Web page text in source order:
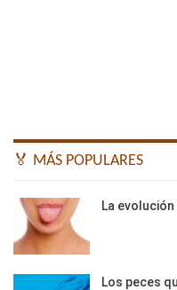
🏅 MÁS POPULARES
La
Los peces